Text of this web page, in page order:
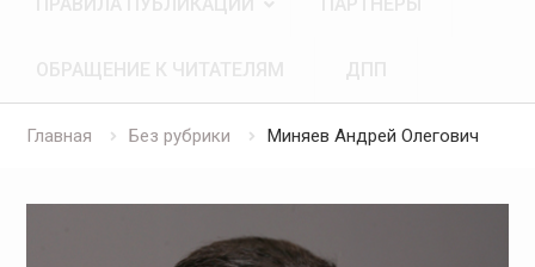
Главная Без рубрики Миняев Андрей Олегович